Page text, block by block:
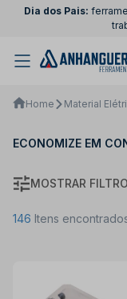
Dia dos Pais:
Home Material
ECONOMIZE EM
MOSTRAR
146 Itens